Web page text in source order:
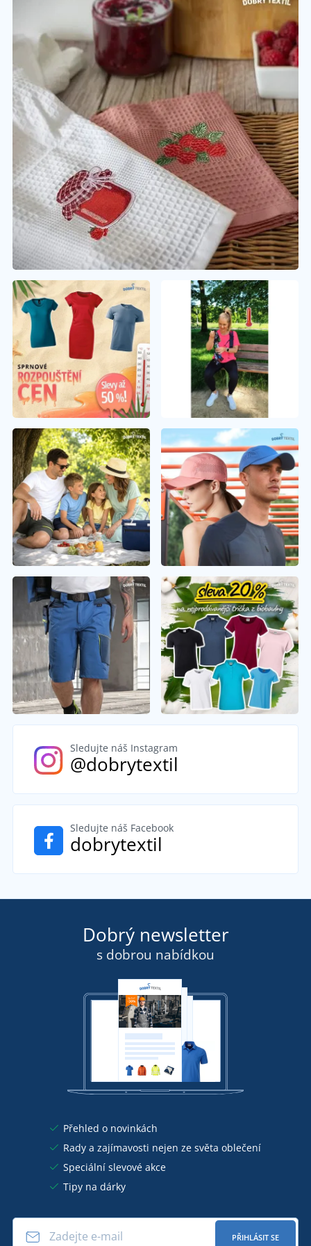
Sledujte náš Instagram
@dobrytextil
Sledujte náš Facebook
dobrytextil
Dobrý newsletter
s dobrou nabídkou
Přehled o novinkách
Rady a zajímavosti nejen ze světa oblečení
Speciální slevové akce
Tipy na dárky
PŘIHLÁSIT SE